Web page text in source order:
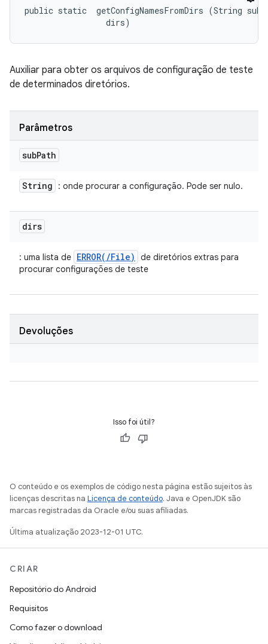
public static
getConfigNamesFromDirs (String
dirs)
Auxiliar para obter os arquivos de configuração de teste
de determinados diretórios.
Parâmetros
subPath
String : onde procurar a configuração. Pode ser nulo.
dirs
: uma lista de ERROR(/File)
de diretórios extras para
procurar configurações de teste
Devoluções
Isso foi útil?
O conteúdo e os exemplos de código nesta página estão sujeitos às
licenças descritas na Licença de conteúdo. Java e OpenJDK são
marcas registradas da Oracle e/ou suas afiliadas.
Última atualização 2023-12-01 UTC.
CRIAR
Repositório do Android
Requisitos
Como fazer o download